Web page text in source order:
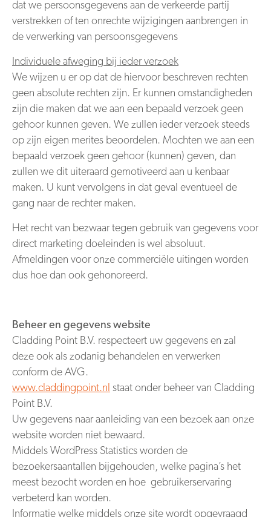
dat we persoonsgegevens aan de verkeerde partij
verstrekken of ten onrechte wijzigingen aanbrengen in
de verwerking van persoonsgegevens
Individuele afweging bij ieder verzoek
We wijzen u er op dat de hiervoor beschreven rechten
geen absolute rechten zijn. Er kunnen omstandigheden
zijn die maken dat we aan een bepaald verzoek geen
gehoor kunnen geven. We zullen ieder verzoek steeds
op zijn eigen merites beoordelen. Mochten we aan een
bepaald verzoek geen gehoor (kunnen) geven, dan
zullen we dit uiteraard gemotiveerd aan u kenbaar
maken. U kunt vervolgens in dat geval eventueel de
gang naar de rechter maken.
Het recht van bezwaar tegen gebruik van gegevens voor
direct marketing doeleinden is wel absoluut.
Afmeldingen voor onze commerciële uitingen worden
dus hoe dan ook gehonoreerd.
Beheer en gegevens website
Cladding Point B.V. respecteert uw gegevens en zal
deze ook als zodanig behandelen en verwerken
conform de AVG.
www.claddingpoint.nl staat onder beheer van Cladding
Point B.V.
Uw gegevens naar aanleiding van een bezoek aan onze
website worden niet bewaard.
Middels WordPress Statistics worden de
bezoekersaantallen bijgehouden, welke pagina’s het
meest bezocht worden en hoe gebruikerservaring
verbeterd kan worden.
Informatie welke middels onze site wordt opgevraagd